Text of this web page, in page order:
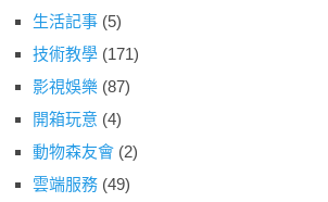
生活記事 (5)
技術教學 (171)
影視娛樂 (87)
開箱玩意 (4)
動物森友會 (2)
雲端服務 (49)